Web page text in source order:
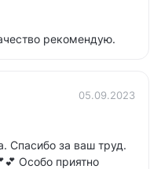
рекомендую.
05.09.2023
Спасибо за ваш труд.
Особо приятно